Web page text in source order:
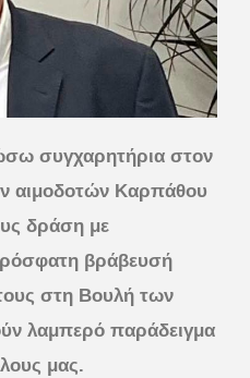
συγχαρητήρια στον
αιμοδοτών Καρπάθου
δράση με
βράβευσή
στη Βουλή των
λαμπερό παράδειγμα
μας.